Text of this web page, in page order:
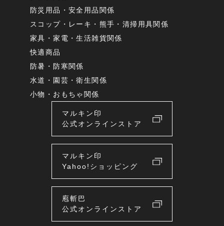
防災用品・安全用品関係
スコップ・レーキ・熊手・清掃用具関係
家具・家電・生活雑貨関係
快適商品
防暑・防寒関係
水道・園芸・衛生関係
小物・おもちゃ関係
マルキン印
公式オンラインストア
マルキン印
Yahoo!ショッピング
庖斬巴
公式オンラインストア